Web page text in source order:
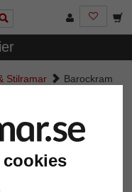
cookies
Stilramar
Barockram
Color